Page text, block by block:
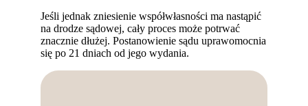
Jeśli jednak zniesienie współwłasności ma nastąpić
na drodze sądowej, cały proces może potrwać
znacznie dłużej. Postanowienie sądu uprawomocnia
się po 21 dniach od jego wydania.